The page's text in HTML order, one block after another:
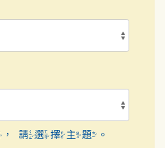
請選擇主題。